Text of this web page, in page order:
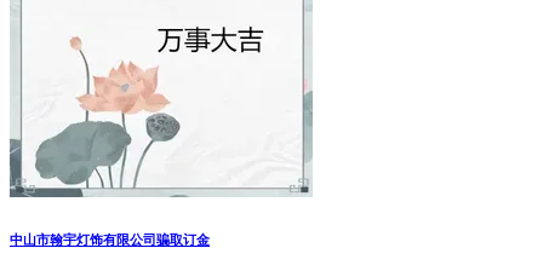
中山市翰宇灯饰有限公司骗取订金